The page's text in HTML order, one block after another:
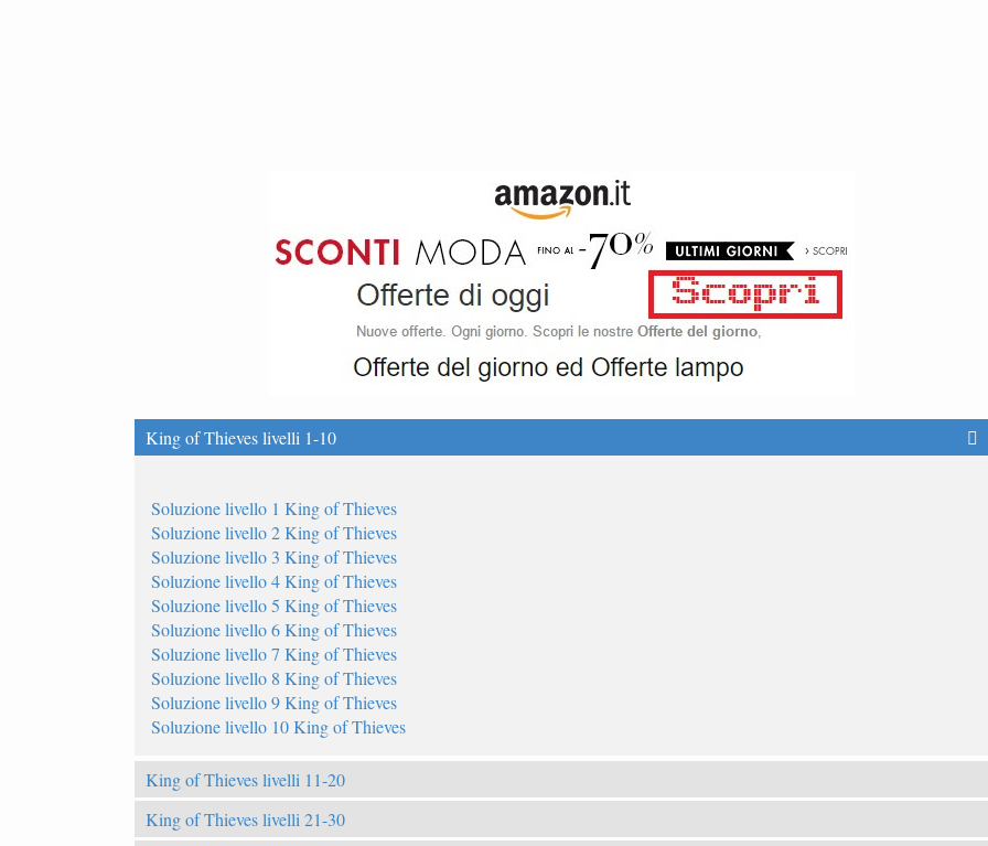
King of Thieves livelli 1-10
Soluzione livello 1 King of Thieves
Soluzione livello 2 King of Thieves
Soluzione livello 3 King of Thieves
Soluzione livello 4 King of Thieves
Soluzione livello 5 King of Thieves
Soluzione livello 6 King of Thieves
Soluzione livello 7 King of Thieves
Soluzione livello 8 King of Thieves
Soluzione livello 9 King of Thieves
Soluzione livello 10 King of Thieves
King of Thieves livelli 11-20
King of Thieves livelli 21-30